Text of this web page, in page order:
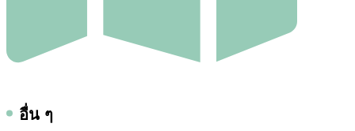
อื่น ๆ